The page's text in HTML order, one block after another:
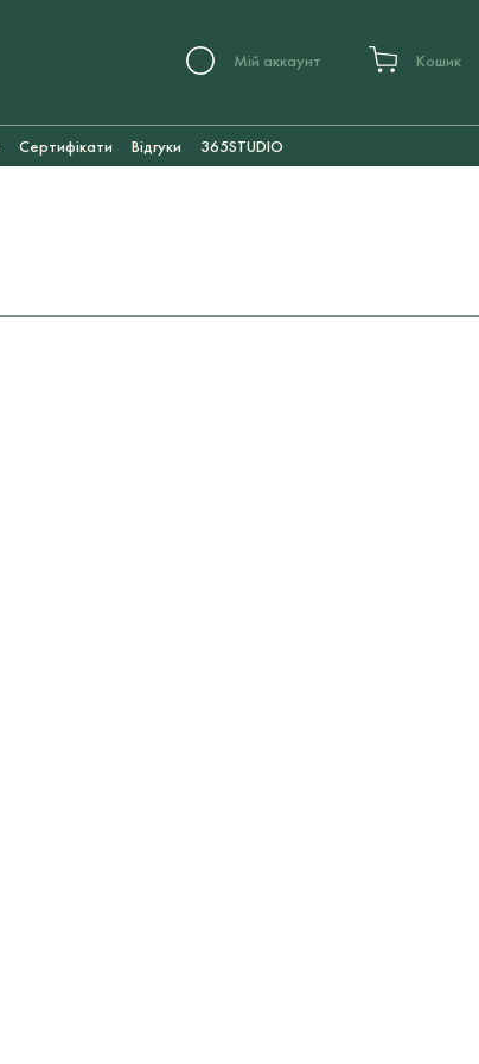
Мій аккаунт Кошик
Сертифікати Відгуки 365STUDIO